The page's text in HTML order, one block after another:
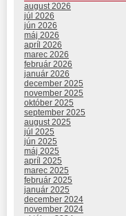
august 2026
júl 2026
jún 2026
máj 2026
apríl 2026
marec 2026
február 2026
január 2026
december 2025
november 2025
október 2025
september 2025
august 2025
júl 2025
jún 2025
máj 2025
apríl 2025
marec 2025
február 2025
január 2025
december 2024
november 2024